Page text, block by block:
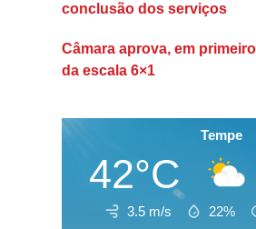
conclusão dos serviços
Câmara aprova, em
da escala 6×1
Tempe
42°C
3.5 m/s 22%